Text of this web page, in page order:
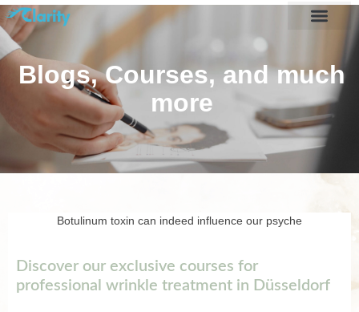
Blogs, Courses, and much
more
Botulinum toxin can indeed influence our psyche
Discover our exclusive courses for
professional wrinkle treatment in Düsseldorf